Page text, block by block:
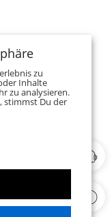
zu
Inhalte
zu analysieren.
stimmst Du der